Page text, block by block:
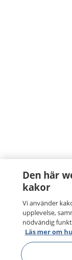
Den här
kakor
Vi använder
upplevelse,
nödvändig
Läs mer om